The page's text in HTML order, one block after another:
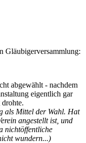
Gläubigerversammlung:
abgewählt - nachdem
eigentlich gar
als Mittel der Wahl. Hat
angestellt ist, und
nichtöffentliche
wundern...)